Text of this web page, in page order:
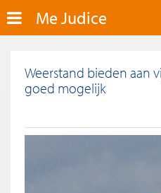
Me Judice
Weerstand bieden aan
goed mogelijk